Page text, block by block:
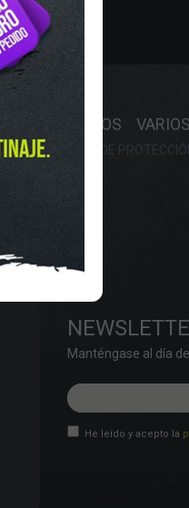
HORARIO
RECAMBIOS VARIOS
POLÍTICA DE
Manténgase al día
He leído y acepto la